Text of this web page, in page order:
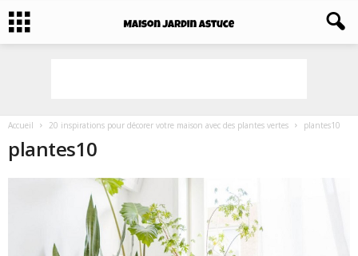
Accueil 20 inspirations pour décorer votre maison avec des plantes vertes plantes10
plantes10